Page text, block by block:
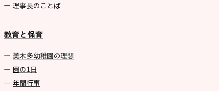
理事長のことば
教育と保育
美⽊多幼稚園の理想
園の1⽇
年間⾏事